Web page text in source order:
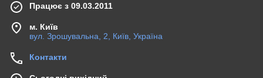
Працює з 09.03.2011
м. Київ
вул. Зрошувальна, 2, Київ, Україна
Контакти